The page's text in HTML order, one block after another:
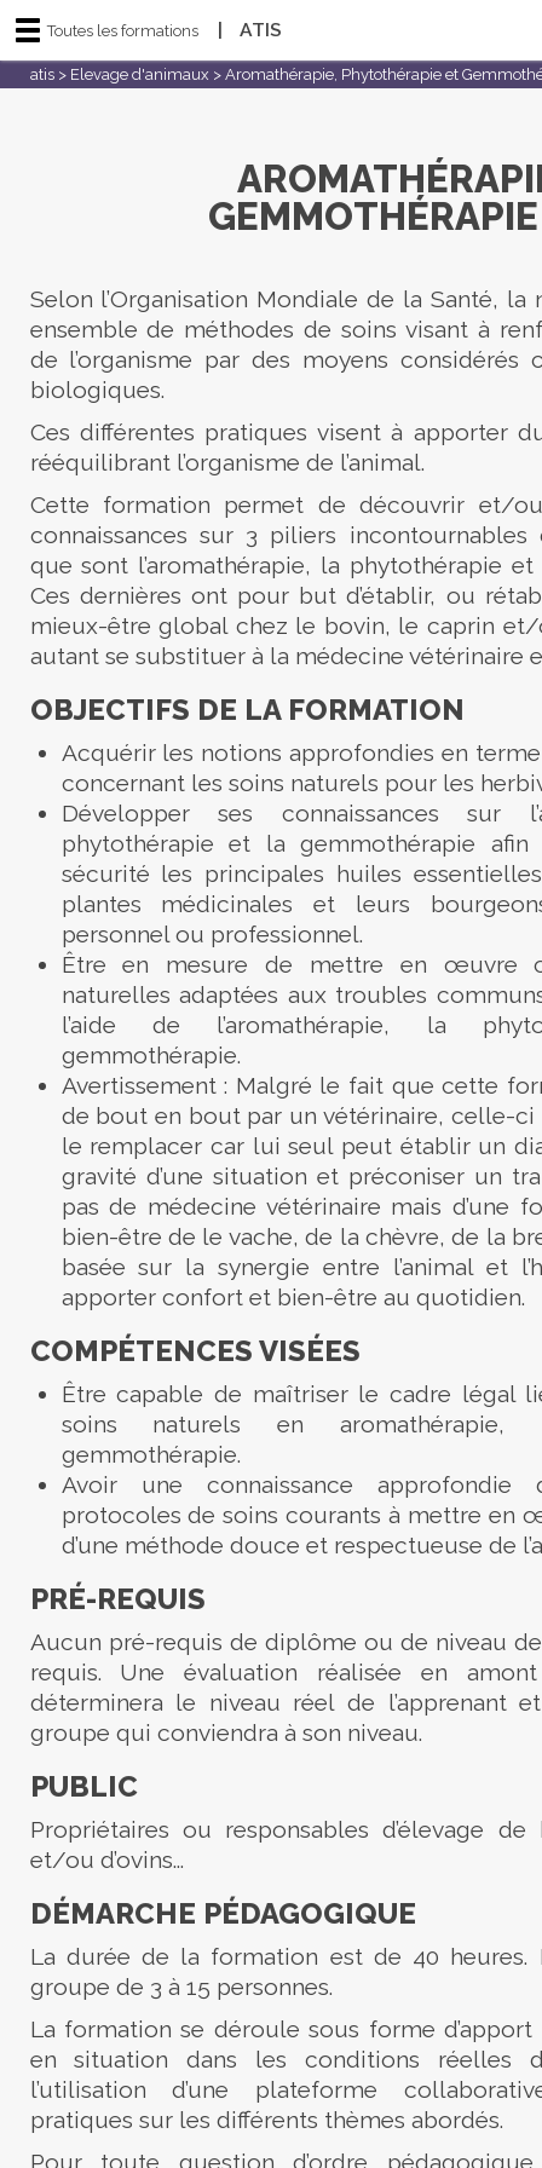
Toutes les formations | ATIS
atis> Elevage d'animaux > Aromathérapie, Phytothérapie et
Selon l’Organisation Mondiale de la Santé, la
ensemble de méthodes de soins visant à
de l’organisme par des moyens considérés
biologiques.
Ces différentes pratiques visent à apporter
rééquilibrant l’organisme de l’animal.
Cette formation permet de découvrir et/ou
connaissances sur 3 piliers
que sont l’aromathérapie, la phytothérapie
Ces dernières ont pour but d’établir, ou
mieux-être global chez le bovin, le caprin et/
autant se substituer à la médecine vétérinaire
OBJECTIFS DE LA FORMATION
Acquérir les notions approfondies en
concernant les soins naturels pour les
Développer ses connaissances sur
phytothérapie et la gemmothérapie afin
sécurité les principales huiles
plantes médicinales et leurs
personnel ou professionnel.
Être en mesure de mettre en œuvre
naturelles adaptées aux troubles
l’aide de l’aromathérapie, la
gemmothérapie.
Avertissement : Malgré le fait que cette
de bout en bout par un vétérinaire, celle-ci
le remplacer car lui seul peut établir un
gravité d’une situation et préconiser un
pas de médecine vétérinaire mais d’une
bien-être de le vache, de la chèvre, de la
basée sur la synergie entre l’animal et
apporter confort et bien-être au quotidien.
COMPÉTENCES VISÉES
Être capable de maîtriser le cadre légal
soins naturels en aromathérapie,
gemmothérapie.
Avoir une connaissance
protocoles de soins courants à mettre en
d’une méthode douce et respectueuse de
PRÉ-REQUIS
Aucun pré-requis de diplôme ou de niveau de
requis. Une évaluation réalisée en
déterminera le niveau réel de l’apprenant
groupe qui conviendra à son niveau.
PUBLIC
Propriétaires ou responsables d’élevage
et/ou d’ovins…
DÉMARCHE PÉDAGOGIQUE
La durée de la formation est de 40 heures.
groupe de 3 à 15 personnes.
La formation se déroule sous forme
en situation dans les conditions réelles
l’utilisation d’une plateforme
pratiques sur les différents thèmes abordés.